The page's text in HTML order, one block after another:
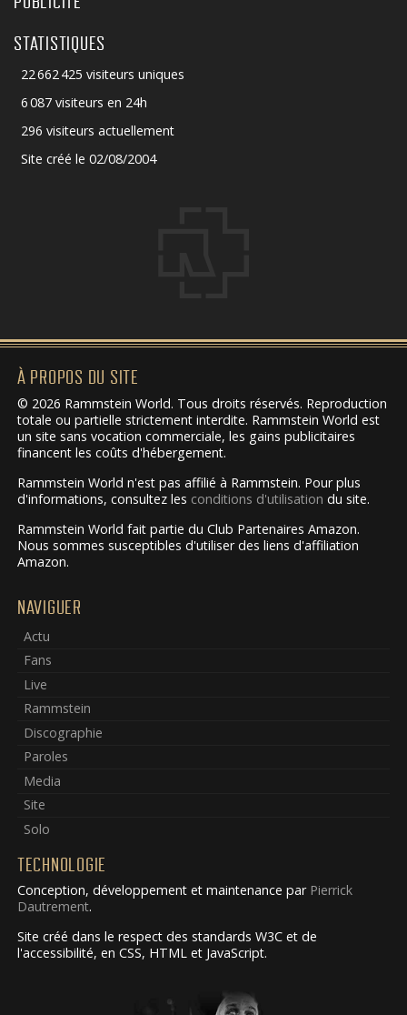
STATISTIQUES
22 662 425 visiteurs uniques
6 087 visiteurs en 24h
296 visiteurs actuellement
Site créé le 02/08/2004
À PROPOS DU SITE
© 2026 Rammstein World. Tous droits réservés. Reproduction
totale ou partielle strictement interdite. Rammstein World est
un site sans vocation commerciale, les gains publicitaires
financent les coûts d'hébergement.
Rammstein World n'est pas affilié à Rammstein. Pour plus
d'informations, consultez les conditions d'utilisation du site.
Rammstein World fait partie du Club Partenaires Amazon.
Nous sommes susceptibles d'utiliser des liens d'affiliation
Amazon.
NAVIGUER
Actu
Fans
Live
Rammstein
Discographie
Paroles
Media
Site
Solo
TECHNOLOGIE
Conception, développement et maintenance par Pierrick
Dautrement.
Site créé dans le respect des standards W3C et de
l'accessibilité, en CSS, HTML et JavaScript.